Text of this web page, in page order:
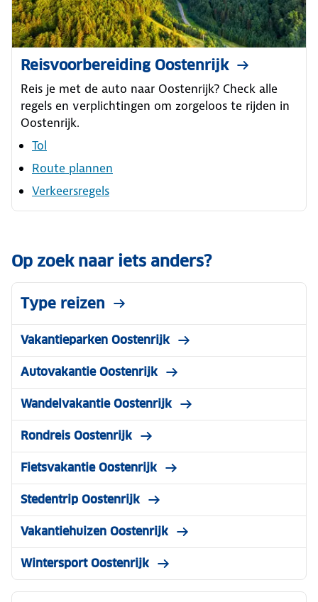
Reisvoorbereiding Oostenrijk
Reis je met de auto naar Oostenrijk? Check alle
regels en verplichtingen om zorgeloos te rijden in
Oostenrijk.
Tol
Route plannen
Verkeersregels
Op zoek naar iets anders?
Type reizen
Vakantieparken Oostenrijk
Autovakantie Oostenrijk
Wandelvakantie Oostenrijk
Rondreis Oostenrijk
Fietsvakantie Oostenrijk
Stedentrip Oostenrijk
Vakantiehuizen Oostenrijk
Wintersport Oostenrijk